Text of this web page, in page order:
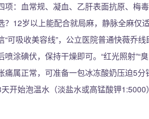
项：血常规、凝血、乙肝表面抗原、梅
？12岁以上能配合就局麻，静脉全麻仅
“可吸收美容线”，公立医院普通快薇乔
喷涂碘伏，保持干燥即可。“红光照射
痛属正常，可准备一包冰冻酸奶压迫5
开始泡温水（淡盐水或高锰酸钾